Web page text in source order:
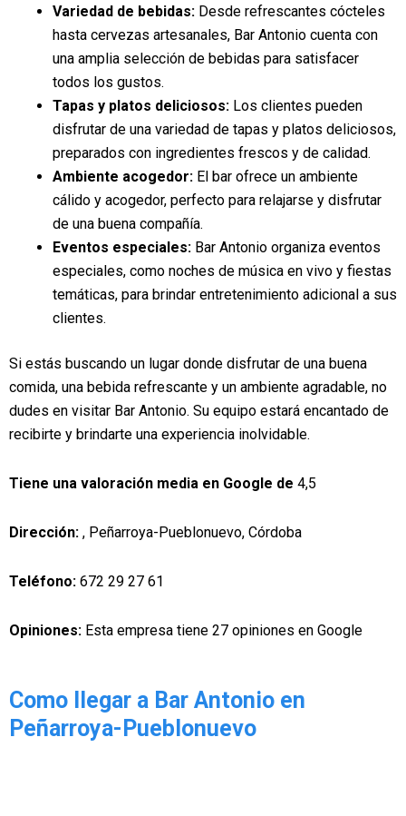
Variedad de bebidas: Desde refrescantes cócteles
hasta cervezas artesanales, Bar Antonio cuenta con
una amplia selección de bebidas para satisfacer
todos los gustos.
Tapas y platos deliciosos: Los clientes pueden
disfrutar de una variedad de tapas y platos deliciosos,
preparados con ingredientes frescos y de calidad.
Ambiente acogedor: El bar ofrece un ambiente
cálido y acogedor, perfecto para relajarse y disfrutar
de una buena compañía.
Eventos especiales: Bar Antonio organiza eventos
especiales, como noches de música en vivo y fiestas
temáticas, para brindar entretenimiento adicional a sus
clientes.
Si estás buscando un lugar donde disfrutar de una buena
comida, una bebida refrescante y un ambiente agradable, no
dudes en visitar Bar Antonio. Su equipo estará encantado de
recibirte y brindarte una experiencia inolvidable.
Tiene una valoración media en Google de 4,5
Dirección: , Peñarroya-Pueblonuevo, Córdoba
Teléfono: 672 29 27 61
Opiniones: Esta empresa tiene 27 opiniones en Google
Como llegar a Bar Antonio en
Peñarroya-Pueblonuevo